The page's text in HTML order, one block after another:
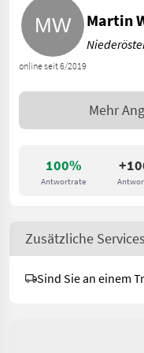
100%
Antwortrate
online seit 6/2019
Martin
Mehr
Zusätzliche Services
Sind Sie an einem